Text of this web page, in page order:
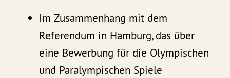
Im Zusammenhang mit dem
Referendum in Hamburg, das über
eine Bewerbung für die Olympischen
und Paralympischen Spiele